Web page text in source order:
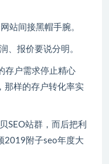
间接黑帽手腕。
、报价要说分明。
样的存户需求停止精心
，那样的存户转化率实
站群，而后把利
程视频2019附子seo年度大